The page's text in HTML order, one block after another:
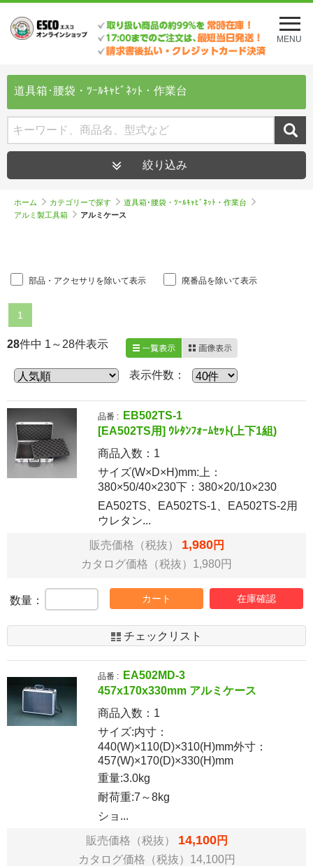
メ
ニ
ュ
を
MENU
道具箱･腰袋・ﾂｰﾙｷｬﾋﾞﾈｯﾄ・作業台
絞り込み
ホーム カテゴリーで探す
道具箱･腰袋・ﾂｰﾙｷｬﾋﾞﾈｯﾄ・作業台
アルミ製工具箱
アルミケース
部品・アクセサリを除いて表示 廃番品を除いて表示
1
28件中 1～28件表示 一覧表示
表示件数：
品番 :
EB502TS-1
[EA502TS用] ｳﾚﾀﾝﾌｫｰﾑｾｯﾄ(上下1組)
商品入数： 1
サイズ(W×D×H)mm:上：
380×50/40×230下：380×20/10×230
EA502TS、EA502TS-1、EA502TS-2用
ウレタン...
販売価格（税抜） 1,980円
カタログ価格（税抜）1,980円
数量： カート 在庫確認
チェックリスト
品番 :
EA502MD-3
457x170x330mm アルミケース
商品入数： 1
サイズ:内寸：
440(W)×110(D)×310(H)mm外寸：
457(W)×170(D)×330(H)mm
重量:3.0kg
耐荷重:7～8kg
ショ...
販売価格（税抜） 14,100円
カタログ価格（税抜）14,100円